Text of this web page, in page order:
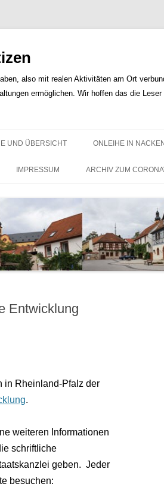
also mit realen Aktivitäten am Ort
ermöglichen. Wir hoffen das die
Inhalt
UND ÜBERSICHT ONLEIHE IN
IMPRESSUM ARCHIV ZUM
Entwicklung
in Rheinland-Pfalz der
.
weiteren Informationen
schriftliche
geben. Jeder
besuchen: